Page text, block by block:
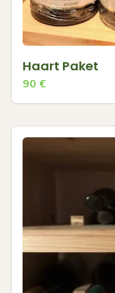
Haart Paket
90 €